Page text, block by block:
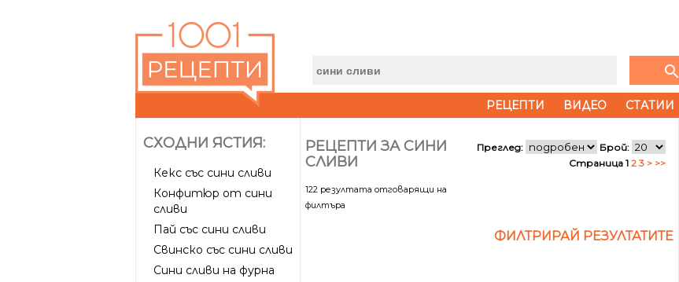
search
РЕЦЕПТИ ВИДЕО СТАТИИ
СХОДНИ ЯСТИЯ:
Кекс със сини сливи
Конфитюр от сини
сливи
Пай със сини сливи
Свинско със сини сливи
Сини сливи на фурна
РЕЦЕПТИ ЗА СИНИ
СЛИВИ
122 резултата отговарящи на
филтъра
Преглед:
Брой:
Страница 1 2 3 > >>
ФИЛТРИРАЙ РЕЗУЛТАТИТЕ